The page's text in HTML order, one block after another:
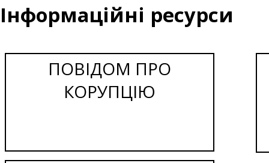
Інформаційні ресурси
ПОВІДОМ ПРО
КОРУПЦІЮ